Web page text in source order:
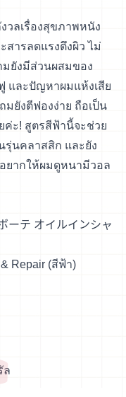
วลเรื่องสุขภาพหนัง
ารลดแรงตึงผิว ไม่
มยังมีส่วนผสมของ
และปัญหาผมแห้งเสีย
ยังตีฟองง่าย ถือเป็น
ค่ะ! สูตรสีฟ้านี้จะช่วย
รุ่นคลาสสิก และยัง
ยากให้ผมดูหนามีวอล
ーテ オイルインシャ
Repair (สีฟ้า)
ล